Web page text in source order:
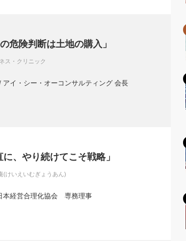
険判断は土地の購入」
ス・クリニック
アイ・シー・オーコンサルティング 会長
、やり続けてこそ戦略」
(けいえいむぎょうあん)
本経営合理化協会 専務理事